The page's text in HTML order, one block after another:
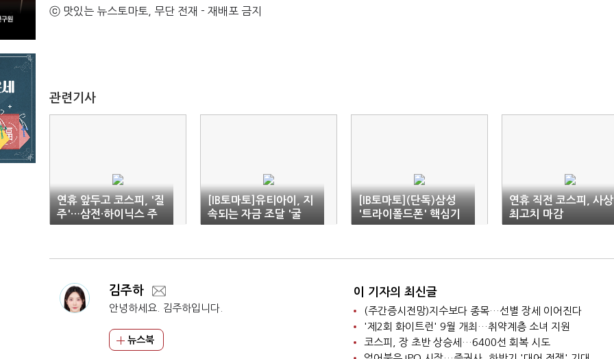
ⓒ 맛있는 뉴스토마토, 무단 전재 - 재배포 금지
관련기사
연휴 앞두고 코스피, '질
주'…삼전·하이닉스 주
도
[IB토마토]유티아이, 지
속되는 자금 조달 '굴
레'…부채 리스크 고조
[IB토마토](단독)삼성
'트라이폴드폰' 핵심기
술 유출…65억 받고 중
연휴 직전 코스피, 사상
최고치 마감
김주하
안녕하세요. 김주하입니다.
뉴스북
이 기자의 최신글
(주간증시전망)지수보다 종목…선별 장세 이어진다
'제2회 화이트런' 9월 개최…취약계층 소녀 지원
코스피, 장 초반 상승세…6400선 회복 시도